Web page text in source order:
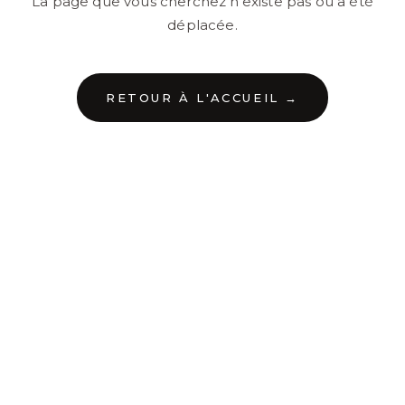
déplacée.
RETOUR À L'ACCUEIL →